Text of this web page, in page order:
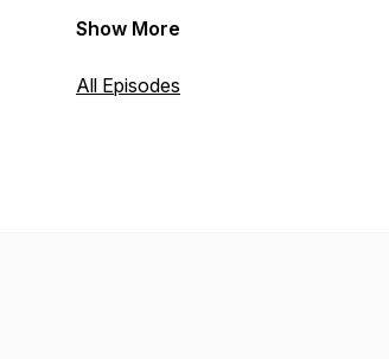
Nous sommes:
Patrick Litanga
Show More
All Episodes